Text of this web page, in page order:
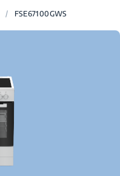
/ FSE67100GWS